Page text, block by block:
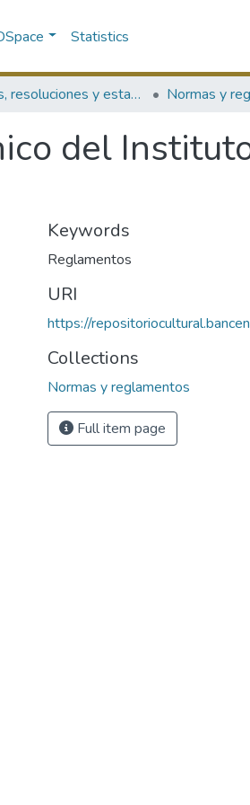
Statistics
Leyes, resoluciones y estados financieros Normas y
del
Keywords
Reglamentos
URI
https://
Collections
Normas y reglamentos
Full item page